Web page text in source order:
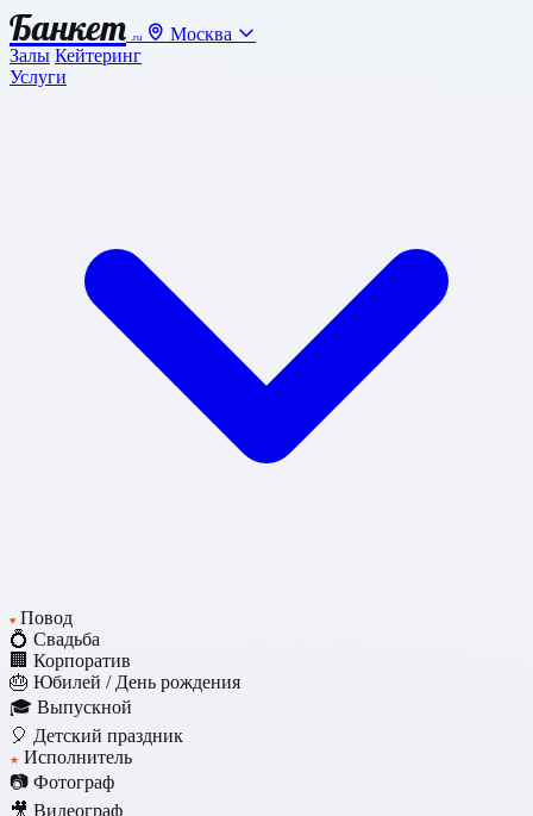
Банкет .ru
Москва
Залы Кейтеринг
Услуги
♥ Повод
💍 Свадьба
🏢 Корпоратив
🎂 Юбилей / День рождения
🎓 Выпускной
🎈 Детский праздник
★ Исполнитель
📷 Фотограф
🎥 Видеограф